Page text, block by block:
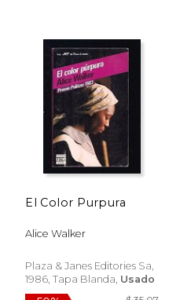
15%
dcto.
El Color Purpura
Alice Walker
Plaza & Janes Editories Sa,
1986, Tapa Blanda, Usado